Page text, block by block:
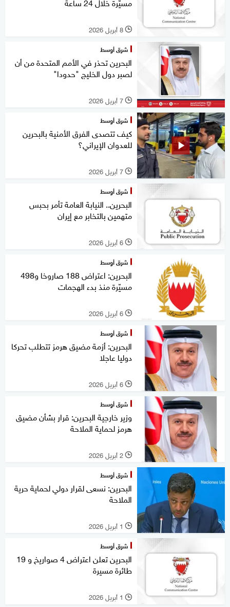
l 8 أبريل 2026
شرق أوسط
البحرين تحذر في الأمم المتحدة من أن
لصبر دول الخليج "حدودا"
l 7 أبريل 2026
شرق أوسط
كيف تتصدى الفرق الأمنية بالبحرين
للعدوان الإيراني؟
l 7 أبريل 2026
شرق أوسط
البحرين.. النيابة العامة تأمر بحبس
متهمين بالتخابر مع إيران
l 6 أبريل 2026
شرق أوسط
البحرين: اعتراض 188 صاروخا و498
مسيّرة منذ بدء الهجمات
l 6 أبريل 2026
شرق أوسط
البحرين: أزمة مضيق هرمز تتطلب تحركا
دوليا عاجلا
l 6 أبريل 2026
شرق أوسط
وزير خارجية البحرين: قرار بشأن مضيق
هرمز لحماية الملاحة
l 2 أبريل 2026
شرق أوسط
البحرين: نسعى لقرار دولي لحماية حرية
الملاحة
l 1 أبريل 2026
شرق أوسط
البحرين تعلن اعتراض 4 صواريخ و 19
طائرة مسيرة
l 1 أبريل 2026